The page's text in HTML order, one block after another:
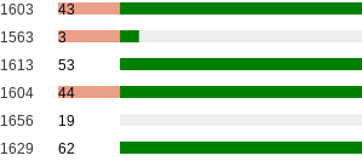
1603
43
1563
3
1613
53
1604
44
1656
19
1629
62